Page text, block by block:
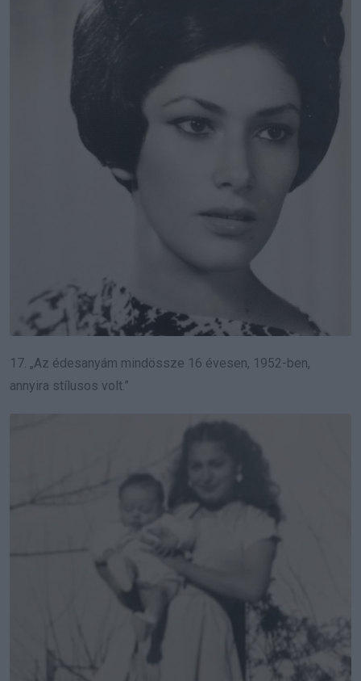
17. „Az édesanyám mindössze 16 évesen, 1952-ben,
annyira stílusos volt.”